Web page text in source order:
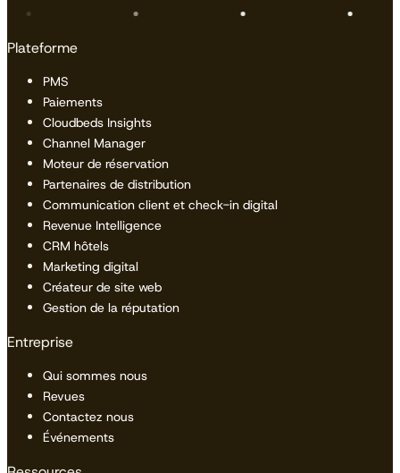
Plateforme
PMS
Paiements
Cloudbeds Insights
Channel Manager
Moteur de réservation
Partenaires de distribution
Communication client et check-in digital
Revenue Intelligence
CRM hôtels
Marketing digital
Créateur de site web
Gestion de la réputation
Entreprise
Qui sommes nous
Revues
Contactez nous
Événements